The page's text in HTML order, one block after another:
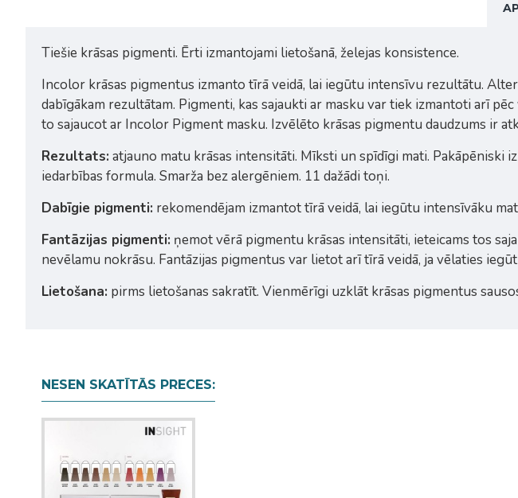
Tiešie krāsas pigmenti. Ērti izmantojami lietošanā, želejas konsistence.
Incolor krāsas pigmentus izmanto tīrā veidā, lai iegūtu intensīvu rezultātu.
dabīgākam rezultātam. Pigmenti, kas sajaukti ar masku var tiek izmantoti arī
to sajaucot ar Incolor Pigment masku. Izvēlēto krāsas pigmentu daudzums ir
Rezultats: atjauno matu krāsas intensitāti. Mīksti un spīdīgi mati. Pakāpēniski
iedarbības formula. Smarža bez alergēniem. 11 dažādi toņi.
Dabīgie pigmenti: rekomendējam izmantot tīrā veidā, lai iegūtu intensīvāku
Fantāzijas pigmenti: ņemot vērā pigmentu krāsas intensitāti, ieteicams tos
nevēlamu nokrāsu. Fantāzijas pigmentus var lietot arī tīrā veidā, ja vēlaties
Lietošana: pirms lietošanas sakratīt. Vienmērīgi uzklāt krāsas pigmentus
NESEN SKATĪTĀS PRECES: